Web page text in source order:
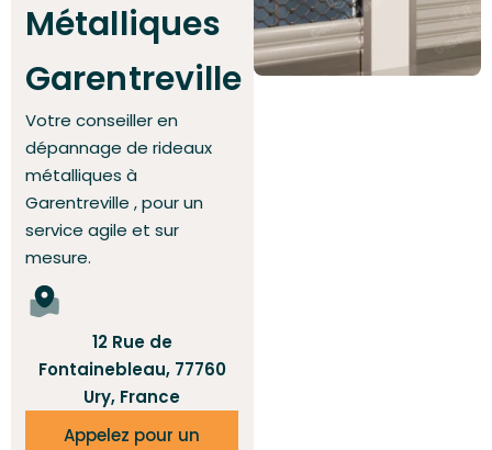
Métalliques
Garentreville
Votre conseiller en
dépannage de rideaux
métalliques à
Garentreville , pour un
service agile et sur
mesure.
12 Rue de
Fontainebleau, 77760
Ury, France
Appelez pour un